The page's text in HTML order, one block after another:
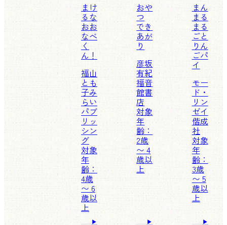
まけ
るな
おお
なべ
く
ん！
福山
とも
子み
らい
パブ
リッ
シン
グ
対象
年
齢：
4歳
〜 6
歳以
上
おや
つ
でき
あが
り
彦坂
有紀
福音
館書
店
対象
年
齢：
2歳
〜 4
歳以
上
まん
まる
まる
ごと
りん
ごパ
イ
モー
ド・
リン
ゼイ
偕成
社
対象
年
齢：
3歳
〜 5
歳以
上